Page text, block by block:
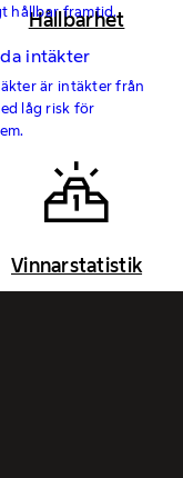
hållbar framtid.
intäkter
är intäkter från
låg risk för
Hållbarhet
Vinnarstatistik